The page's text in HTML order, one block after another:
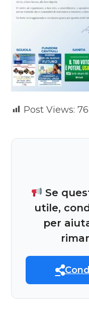
Post Views:
Se
utile,
per